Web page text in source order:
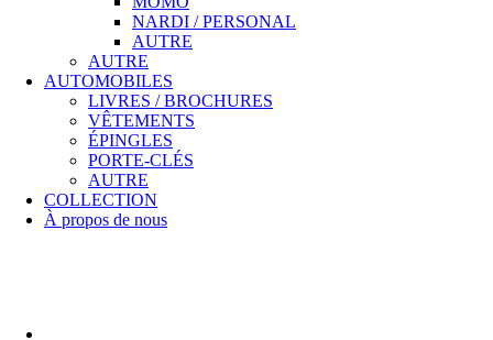
NARDI / PERSONAL
AUTRE
AUTRE
AUTOMOBILES
LIVRES / BROCHURES
VÊTEMENTS
ÉPINGLES
PORTE-CLÉS
AUTRE
COLLECTION
À propos de nous